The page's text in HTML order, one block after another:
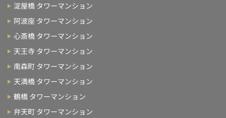
淀屋橋 タワーマンション
阿波座 タワーマンション
心斎橋 タワーマンション
天王寺 タワーマンション
南森町 タワーマンション
天満橋 タワーマンション
鶴橋 タワーマンション
弁天町 タワーマンション